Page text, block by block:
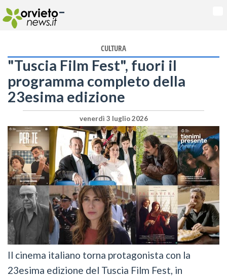
-
CULTURA
"Tuscia Film Fest", fuori il
programma completo della
23esima edizione
venerdì 3 luglio 2026
Il cinema italiano torna protagonista con la
23esima edizione del Tuscia Film Fest, in